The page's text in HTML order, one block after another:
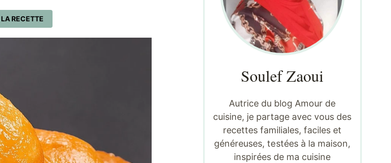
RECETTE
Soulef Zaoui
Autrice du blog Amour de
cuisine, je partage avec vous des
recettes familiales, faciles et
généreuses, testées à la maison,
inspirées de ma cuisine